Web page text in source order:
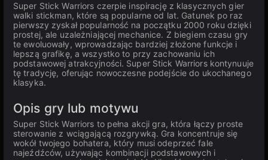
Super Stick Warriors czerpie inspirację z klasycznych gier
walki stickman, które są popularne od lat. Gatunek po raz
pierwszy zyskał popularność na początku 2000 roku dzięki
prostej, ale uzależniającej mechanice. Z biegiem czasu gry
te ewoluowały, wprowadzając bardziej złożone funkcje i
lepszą grafikę, a wszystko to przy zachowaniu ich
podstawowej atrakcyjności. Super Stick Warriors kontynuuje
tę tradycję, oferując nowoczesne podejście do ukochanego
klasyka.
Opis gry lub motywu
Super Stick Warriors to pełna akcji gra, która łączy proste
sterowanie z wciągającą rozgrywką. Gra koncentruje się
wokół twojego bohatera, który musi odeprzeć fale
najeźdźców, używając kombinacji podstawowych i